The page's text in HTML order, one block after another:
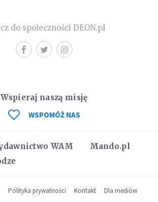
do społeczności DEON.pl
WAM
Mando.pl
Wspieraj naszą misję
WSPOMÓŻ NAS
Polityka prywatności Kontakt
Dla mediów